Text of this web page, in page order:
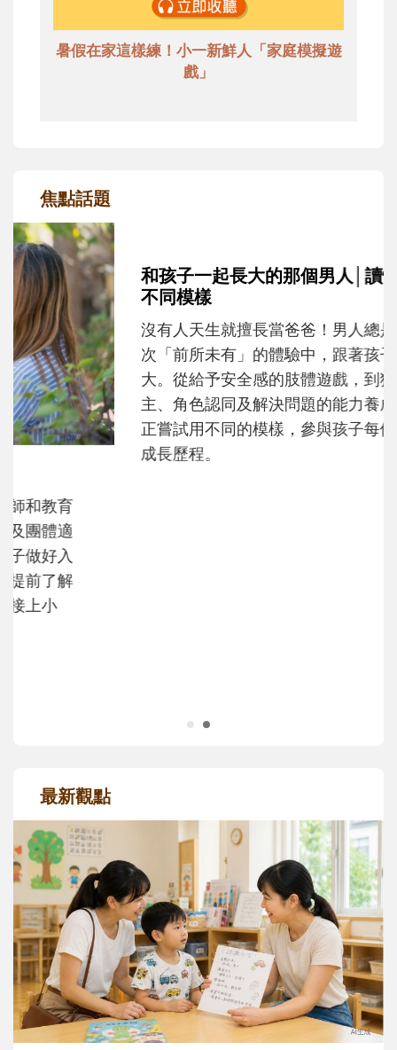
暑假在家這樣練！小一新鮮人「家庭模擬遊
戲」
焦點話題
不同模樣
沒有人天生就擅長當爸爸！男人總是在一次
次「前所未有」的體驗中，跟著孩子一起長
大。從給予安全感的肢體遊戲，到獨立自
主、角色認同及解決問題的能力養成。爸爸
最新觀點